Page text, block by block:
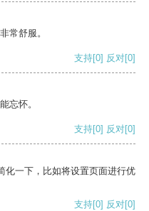
常舒服。
支持[0] 反对[0]
忘怀。
支持[0] 反对[0]
化一下，比如将设置页面进行优
支持[0] 反对[0]